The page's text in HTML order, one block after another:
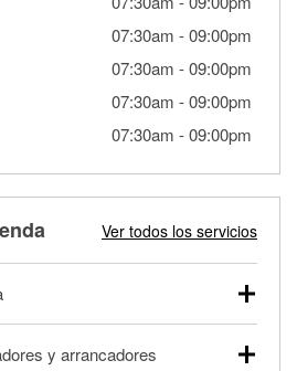
07:30am -09:00pm
07:30am -09:00pm
07:30am -09:00pm
07:30am -09:00pm
Ver todos los servicios
vehículos comerciales y
y arrancadores